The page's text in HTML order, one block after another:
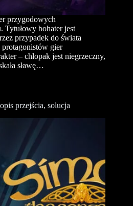
przygodowych
Tytułowy bohater jest
przypadek do świata
gier
– chłopak jest niegrzeczny,
sławę…
przejścia, solucja